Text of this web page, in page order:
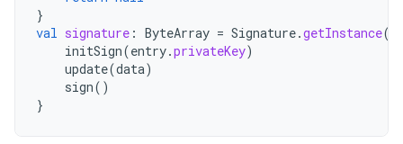
}
val signature : ByteArray = Signature.getInstance(
initSign(entry.privateKey)
update(data)
sign()
}